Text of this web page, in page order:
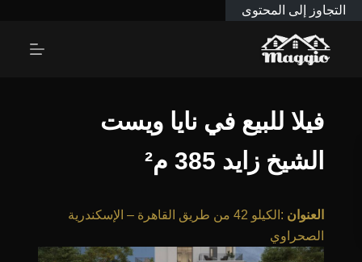
التجاوز إلى المحتوى
فيلا للبيع في نايا ويست
الشيخ زايد 385 م²
العنوان :
الكيلو 42 من طريق القاهرة – الإسكندرية
الصحراوي